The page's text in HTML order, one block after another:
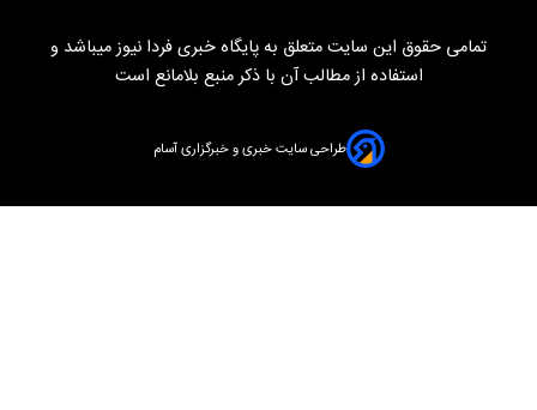
تمامی حقوق این سایت متعلق به پایگاه خبری فردا نیوز میباشد و
استفاده از مطالب آن با ذکر منبع بلامانع است
طراحی سایت خبری و خبرگزاری آسام